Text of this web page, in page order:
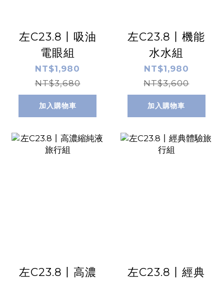
左C23.8丨吸油
電眼組
NT$1,980
NT$3,680
加入購物車
左C23.8丨機能
水水組
NT$1,980
NT$3,600
加入購物車
左C23.8丨高濃
左C23.8丨經典